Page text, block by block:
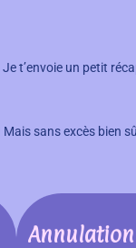
t’envoie un petit
sans excès bien